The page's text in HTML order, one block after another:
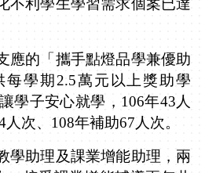
不利學生學習需求個案已達
應的「攜手點燈品學兼優助
每學期2.5萬元以上獎助學
學子安心就學， 106年43 人
人次、 108年補助67 人次。
學助理及課業增能助理，兩